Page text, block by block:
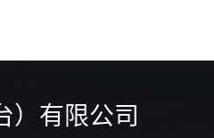
）有限公司